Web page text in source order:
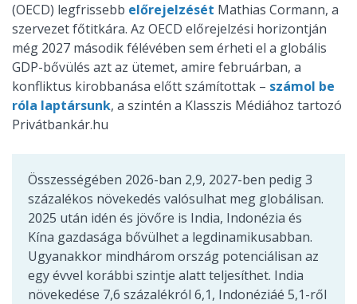
(OECD) legfrissebb előrejelzését Mathias Cormann, a
szervezet főtitkára. Az OECD előrejelzési horizontján
még 2027 második félévében sem érheti el a globális
GDP-bővülés azt az ütemet, amire februárban, a
konfliktus kirobbanása előtt számítottak – számol be
róla laptársunk, a szintén a Klasszis Médiához tartozó
Privátbankár.hu
Összességében 2026-ban 2,9, 2027-ben pedig 3
százalékos növekedés valósulhat meg globálisan.
2025 után idén és jövőre is India, Indonézia és
Kína gazdasága bővülhet a legdinamikusabban.
Ugyanakkor mindhárom ország potenciálisan az
egy évvel korábbi szintje alatt teljesíthet. India
növekedése 7,6 százalékról 6,1, Indonéziáé 5,1-ről